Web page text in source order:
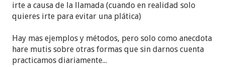
irte a causa de la llamada (cuando en realidad solo
quieres irte para evitar una plática)
Hay mas ejemplos y métodos, pero solo como anecdota
hare mutis sobre otras formas que sin darnos cuenta
practicamos diariamente...